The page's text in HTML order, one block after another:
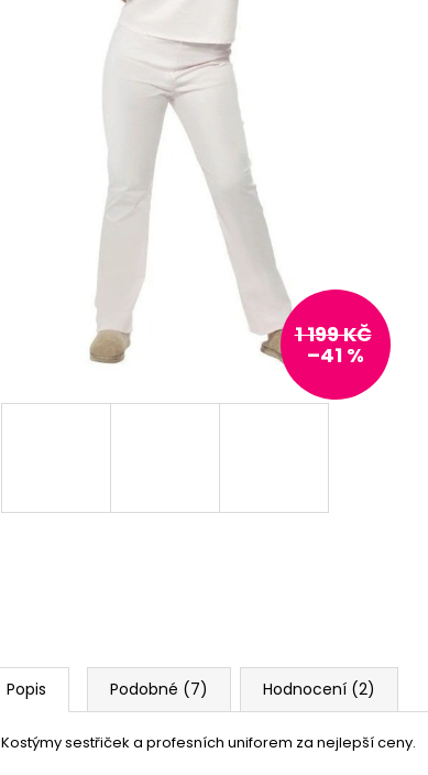
1 199 KČ
–41 %
Popis Podobné (7) Hodnocení (2)
Kostýmy sestřiček a profesních uniforem za nejlepší ceny.